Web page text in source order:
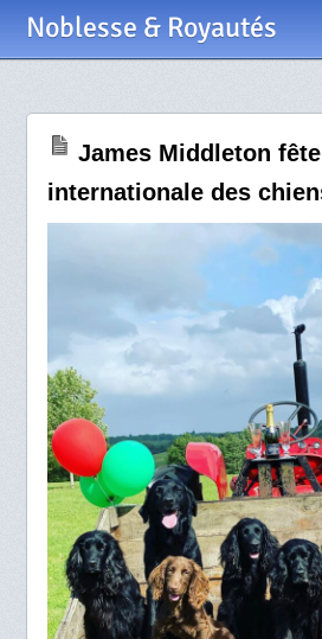
Noblesse & Royautés
James Middleton
internationale des